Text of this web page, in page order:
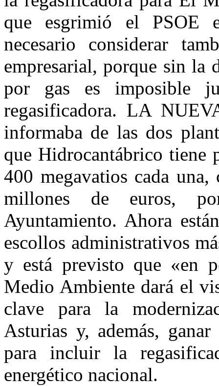
que esgrimió el PSOE
necesario considerar
empresarial, porque sin la
por gas es imposible
regasificadora. LA
informaba de las dos
que Hidrocantábrico tiene
400 megavatios cada
millones de euros,
Ayuntamiento. Ahora
escollos administrativos
y está previsto que «en
Medio Ambiente dará el
clave para la
Asturias y, además,
para incluir la
energético nacional.